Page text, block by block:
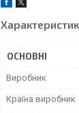
ОСНОВНІ
Виробник
Країна виробник